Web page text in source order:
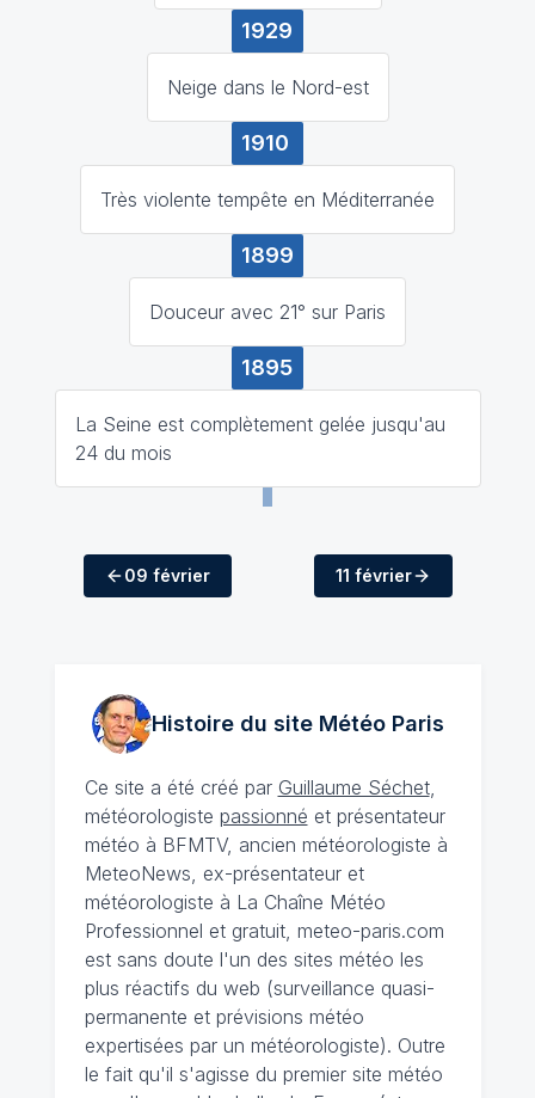
1929
Neige dans le Nord-est
1910
Très violente tempête en Méditerranée
1899
Douceur avec 21° sur Paris
1895
La Seine est complètement gelée jusqu'au
24 du mois
09 février 11 février
Histoire du site MétéoParis
Ce site a été créé par Guillaume Séchet,
météorologiste passionné et présentateur
météo à BFMTV, ancien météorologiste à
MeteoNews, ex-présentateur et
météorologiste à La Chaîne Météo
Professionnel et gratuit, meteo-paris.com
est sans doute l'un des sites météo les
plus réactifs du web (surveillance quasi-
permanente et prévisions météo
expertisées par un météorologiste). Outre
le fait qu'il s'agisse du premier site météo